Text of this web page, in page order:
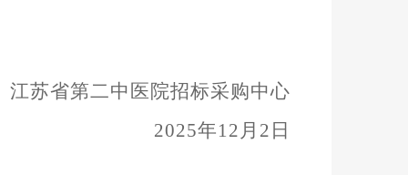
江苏省第二中医院招标采购中心
2025年12月2日